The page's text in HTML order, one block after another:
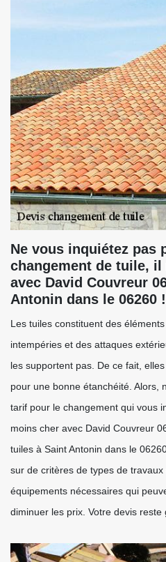
Ne vous inquiétez pas
changement de tuile,
avec David Couvreur
Antonin dans le 06260 !
Les tuiles constituent des
intempéries et des attaques
les supportent pas. De ce fait,
pour une bonne étanchéité. Alors,
tarif pour le changement qui vous
moins cher avec David Couvreur
tuiles à Saint Antonin dans le
sur de critères de types de
équipements nécessaires qui
diminuer les prix. Votre devis reste